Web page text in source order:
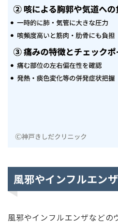
風邪やインフルエン
風邪やインフルエンザなどの